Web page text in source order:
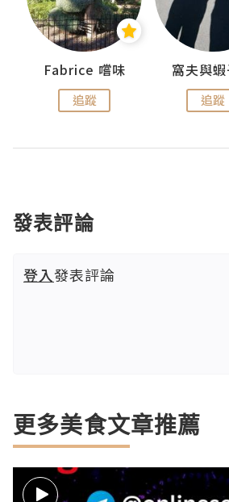
Fabrice 嚐味
追蹤
窩夫與
追蹤
發表評論
登入發表評論
更多美食文章推薦